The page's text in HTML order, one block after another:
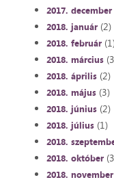
2017. december
2018. január(2)
2018. február
2018. március
2018. április(2)
2018. május(3)
2018. június(2)
2018. július(1)
2018.
2018. október
2018. november